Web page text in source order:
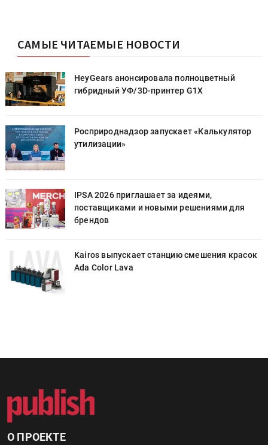
САМЫЕ ЧИТАЕМЫЕ НОВОСТИ
HeyGears анонсировала полноцветный
гибридный УФ/3D-принтер G1X
Росприроднадзор запускает «Калькулятор
утилизации»
IPSA 2026 приглашает за идеями,
поставщиками и новыми решениями для
брендов
Kairos выпускает станцию смешения красок
Ada Color Lava
О ПРОЕКТЕ